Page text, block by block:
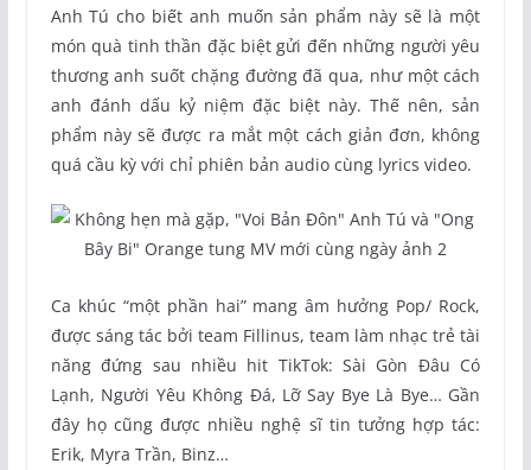
Anh Tú cho biết anh muốn sản phẩm này sẽ là một
món quà tinh thần đặc biệt gửi đến những người yêu
thương anh suốt chặng đường đã qua, như một cách
anh đánh dấu kỷ niệm đặc biệt này. Thế nên, sản
phẩm này sẽ được ra mắt một cách giản đơn, không
quá cầu kỳ với chỉ phiên bản audio cùng lyrics video.
Ca khúc “một phần hai” mang âm hưởng Pop/ Rock,
được sáng tác bởi team Fillinus, team làm nhạc trẻ tài
năng đứng sau nhiều hit TikTok: Sài Gòn Đâu Có
Lạnh, Người Yêu Không Đá, Lỡ Say Bye Là Bye… Gần
đây họ cũng được nhiều nghệ sĩ tin tưởng hợp tác:
Erik, Myra Trần, Binz…